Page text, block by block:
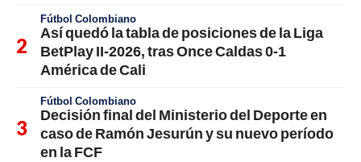
Fútbol Colombiano
Así quedó la tabla de posiciones de la Liga
BetPlay II-2026, tras Once Caldas 0-1
América de Cali
Fútbol Colombiano
Decisión final del Ministerio del Deporte en
caso de Ramón Jesurún y su nuevo período
en la FCF